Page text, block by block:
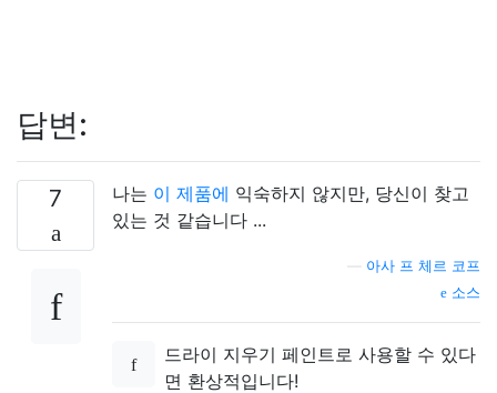
답변:
7 나는 이 제품에 익숙하지 않지만, 당신이 찾고
있는 것 같습니다 ...
아사 프 체르 코프
소스
드라이 지우기 페인트로 사용할 수 있다
면 환상적입니다!